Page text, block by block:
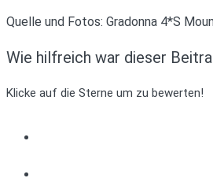
Quelle und Fotos: Gradonna 4*S
Wie hilfreich war dieser
Klicke auf die Sterne um zu bewerten!